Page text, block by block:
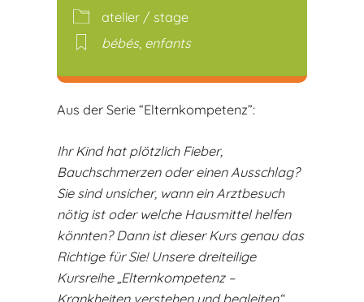
atelier / stage
bébés, enfants
Aus der Serie “Elternkompetenz”:
Ihr Kind hat plötzlich Fieber,
Bauchschmerzen oder einen Ausschlag?
Sie sind unsicher, wann ein Arztbesuch
nötig ist oder welche Hausmittel helfen
könnten? Dann ist dieser Kurs genau das
Richtige für Sie! Unsere dreiteilige
Kursreihe „Elternkompetenz –
Krankheiten verstehen und begleiten“